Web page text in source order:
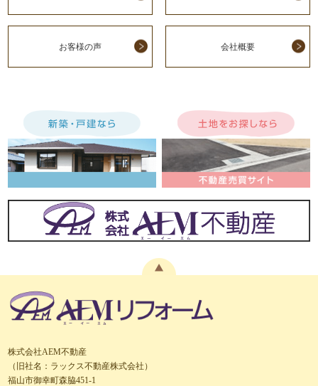
お客様の声 会社概要
株式会社AEM不動産
（旧社名：ラックス不動産株式会社）
福山市御幸町森脇451-1